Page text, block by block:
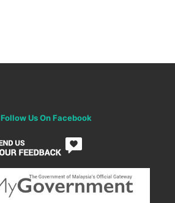
Follow Us On Facebook